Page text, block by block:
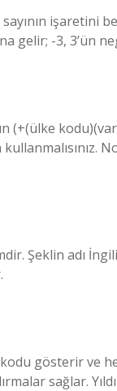
işaretini
gelir; -3, 3’ün
(+(ülke
Şeklin adı
kodu gösterir ve
sağlar.